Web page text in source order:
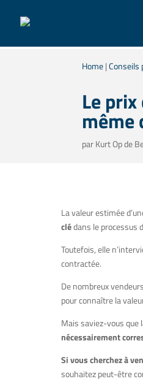
Home|Conseils
Le
même
parKurt Op de
La valeur estimée
clédans le processus
Toutefois, elle
contractée.
De nombreux
pour connaître la
Mais saviez-vous que
nécessairement
Si vous cherchez à
souhaitez peut-être